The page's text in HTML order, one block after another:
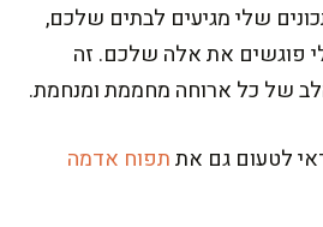
שלי מגיעים לבתים שלכם,
פוגשים את אלה שלכם. זה
של כל ארוחה מחממת ומנחמת.
לטעום גם אתתפוח אדמה